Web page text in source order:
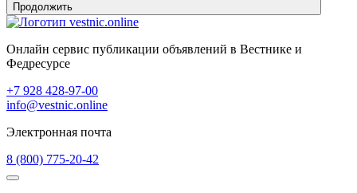
Продолжить
Онлайн сервис публикации объявлений в Вестнике и
Федресурсе
+7 928 428-97-00
info@vestnic.online
Электронная почта
8 (800) 775-20-42